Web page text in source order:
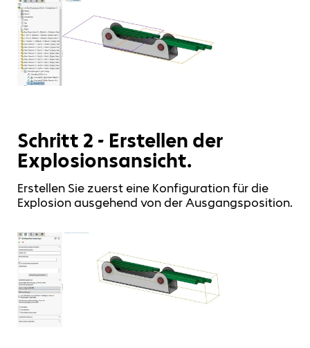
Schritt 2 - Erstellen der
Explosionsansicht.
Erstellen Sie zuerst eine Konfiguration für die
Explosion ausgehend von der Ausgangsposition.